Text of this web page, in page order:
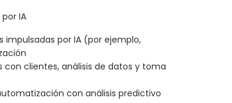
IA
por IA (por ejemplo,
clientes, análisis de datos y toma
con análisis predictivo